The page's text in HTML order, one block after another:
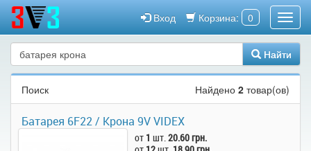
Корзина: 0
Вход
Найти
Поиск Найдено 2 товар(ов)
Батарея 6F22 / Крона 9V VIDEX
от 1 шт.20.60 грн.